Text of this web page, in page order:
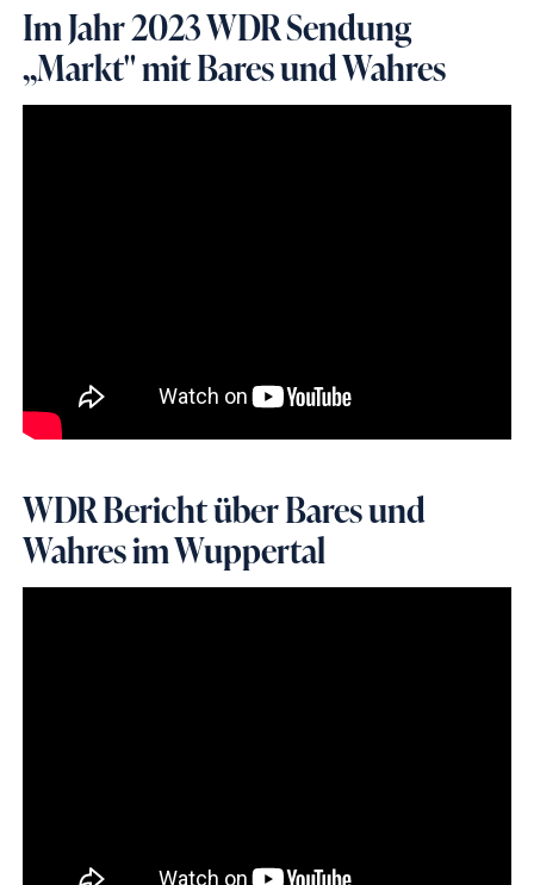
Im Jahr 2023 WDR Sendung
,,Markt" mit Bares und Wahres
WDR Bericht über Bares und
Wahres im Wuppertal